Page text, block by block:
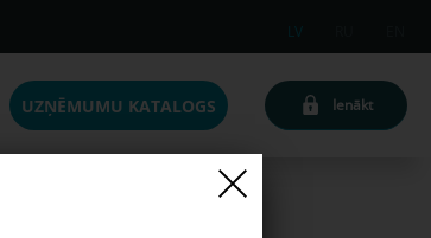
LV
UZŅĒMUMU KATALOGS Ienākt